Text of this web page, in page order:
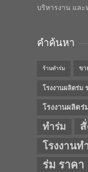
บริหารงาน และ
คำค้นหา
ร้านทำร่ม ขา
โรงงานผลิตร่ม
โรงงานผลิตร่
ทำร่ม
โรงงานท
ร่ม ราคา